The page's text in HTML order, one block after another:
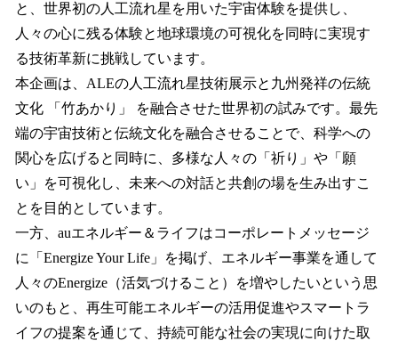
と、世界初の人工流れ星を用いた宇宙体験を提供し、
人々の心に残る体験と地球環境の可視化を同時に実現す
る技術革新に挑戦しています。
本企画は、ALEの人工流れ星技術展示と九州発祥の伝統
文化 「竹あかり」 を融合させた世界初の試みです。最先
端の宇宙技術と伝統文化を融合させることで、科学への
関心を広げると同時に、多様な人々の「祈り」や「願
い」を可視化し、未来への対話と共創の場を生み出すこ
とを目的としています。
一方、auエネルギー＆ライフはコーポレートメッセージ
に「Energize Your Life」を掲げ、エネルギー事業を通して
人々のEnergize（活気づけること）を増やしたいという思
いのもと、再生可能エネルギーの活用促進やスマートラ
イフの提案を通じて、持続可能な社会の実現に向けた取